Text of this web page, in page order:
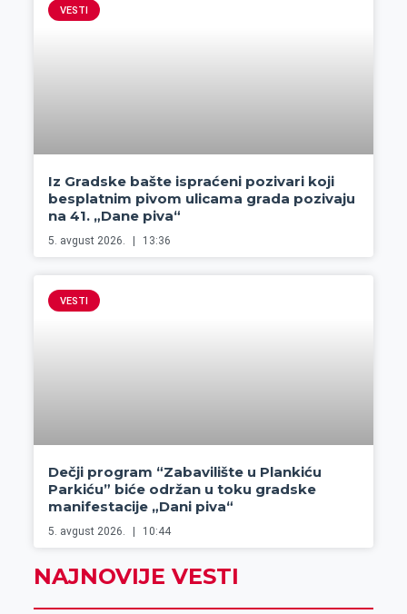
VESTI
Iz Gradske bašte ispraćeni pozivari koji
besplatnim pivom ulicama grada pozivaju
na 41. „Dane piva“
5. avgust 2026. 13:36
VESTI
Dečji program “Zabavilište u Plankiću
Parkiću” biće održan u toku gradske
manifestacije „Dani piva“
5. avgust 2026. 10:44
NAJNOVIJE VESTI